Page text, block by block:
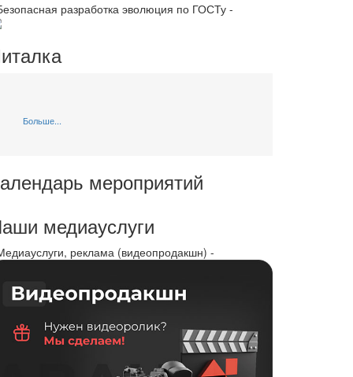
разработка эволюция по ГОСТу -
Больше...
мероприятий
медиауслуги
реклама (видеопродакшн) -